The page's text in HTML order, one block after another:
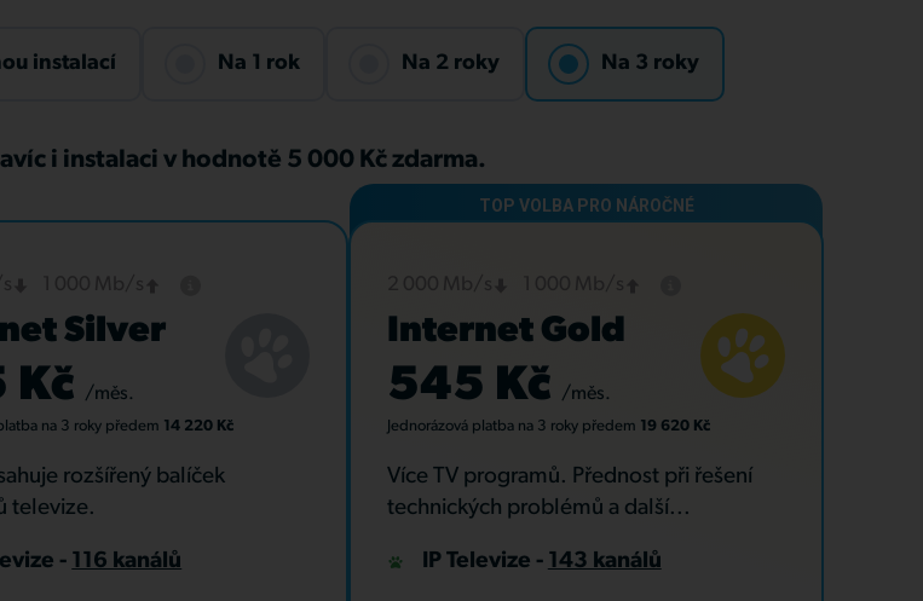
instalací Na 1 rok Na 2 roky Na 3 roky
i instalaci v hodnotě 5 000 Kč zdarma.
Silver
Kč /měs.
na 3 roky předem 14 220 Kč
rozšířený balíček
televize.
- 116 kanálů
Internet Gold
545 Kč /měs.
Jednorázová platba na 3 rokypředem 19 620 Kč
Více TV programů. Přednost při řešení
technických problémů a další...
IP Televize - 143 kanálů